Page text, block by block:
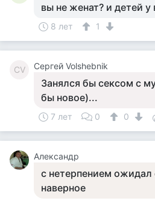
вы не женат? и детей у
8 лет 1
СV Сергей Volshebnik
Занялся бы сексом с
бы новое)...
7 лет 0 0
Александр
с нетерпением
наверное